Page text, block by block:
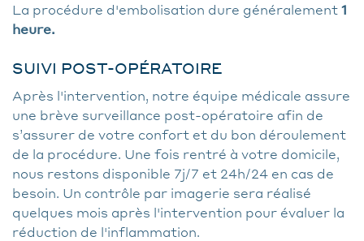
La procédure d'embolisation dure généralement1
heure.
SUIVI POST-OPÉRATOIRE
Après l'intervention, notre équipe médicale assure
une brève surveillance post-opératoire afin de
s’assurer de votre confort et du bon déroulement
de la procédure. Une fois rentré à votre domicile,
nous restons disponible 7j/7 et 24h/24 en cas de
besoin. Un contrôle par imagerie sera réalisé
quelques mois après l'intervention pour évaluer la
réduction de l'inflammation.